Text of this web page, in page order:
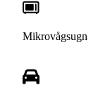
Mikrovågsugn